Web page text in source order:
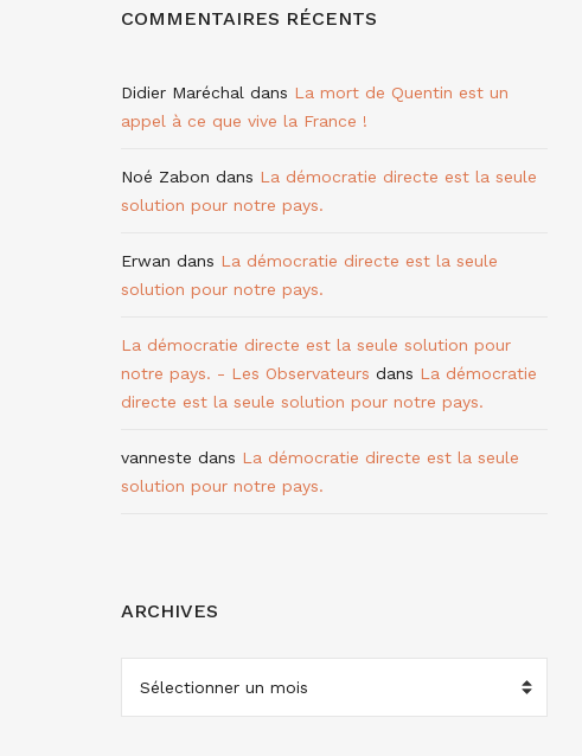
COMMENTAIRES RÉCENTS
Didier Maréchal dans La mort de Quentin est un
appel à ce que vive la France !
Noé Zabon dans La démocratie directe est la seule
solution pour notre pays.
Erwan dans La démocratie directe est la seule
solution pour notre pays.
La démocratie directe est la seule solution pour
notre pays. - Les Observateurs dans La démocratie
directe est la seule solution pour notre pays.
vanneste dans La démocratie directe est la seule
solution pour notre pays.
ARCHIVES
ARCHIVES